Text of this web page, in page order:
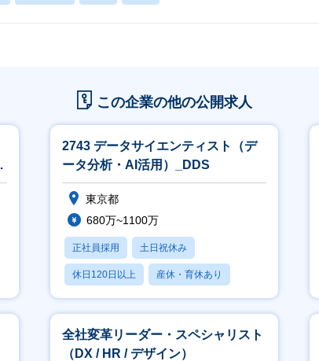
この企業の他の公開求人
2743 データサイエンティスト（デ
ータ分析・AI活用）_DDS
東京都
680万~1100万
正社員採用 土日祝休み
休日120日以上 産休・育休あり
月残業20時間以内
全社変革リーダー・スペシャリスト
（DX / HR / デザイン）